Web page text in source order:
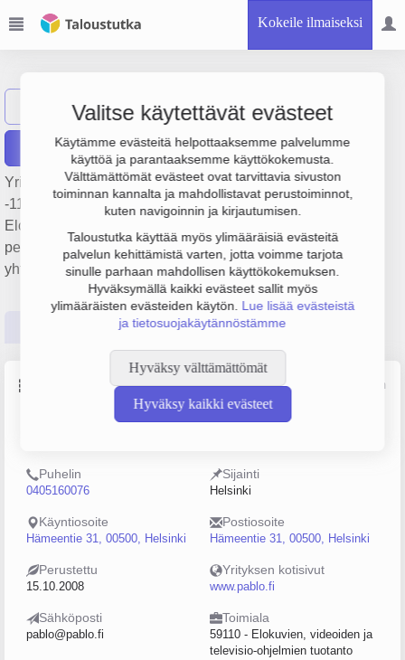
Kokeile ilmaiseksi
Valitse käytettävät evästeet
Käytämme evästeitä helpottaaksemme palvelumme
käyttöä ja parantaaksemme käyttökokemusta.
Välttämättömät evästeet ovat tarvittavia sivuston
toiminnan kannalta ja mahdollistavat perustoiminnot,
kuten navigoinnin ja kirjautumisen.
Taloustutka käyttää myös ylimääräisiä evästeitä
palvelun kehittämistä varten, jotta voimme tarjota
sinulle parhaan mahdollisen käyttökokemuksen.
Hyväksymällä kaikki evästeet sallit myös
ylimääräisten evästeiden käytön. Lue lisää evästeistä
ja tietosuojakäytännöstämme
Hyväksy välttämättömät
Hyväksy kaikki evästeet
Näytä haku PF PABLO FILMS OY
Raportit
Yrityksen PABLO FILMS OY liikevaihto on 1.4 milj. €, tulos
-11 000 € ja henkilöstömäärä 8. Sen päätoimiala on
Elokuvien, videoiden ja televisio-ohjelmien tuotanto,
perustamisvuosi 2008 ja sijainti Helsinki. Yrityksen
yhtiömuoto Osakeyhtiö (OY).
Tilinpäätösluvut Päättäjätiedot
Perustiedot Lähde: YTJ, PRH, Traficom
Henkilöstömäärä
Puhelin
0405160076
Sijainti
Helsinki
Käyntiosoite
Hämeentie 31, 00500, Helsinki
Postiosoite
Hämeentie 31, 00500, Helsinki
Perustettu
15.10.2008
Yrityksen kotisivut
www.pablo.fi
Sähköposti
pablo@pablo.fi
Toimiala
59110 - Elokuvien, videoiden ja
televisio-ohjelmien tuotanto